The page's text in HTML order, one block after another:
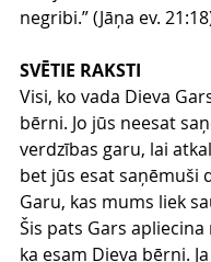
negribi.” (Jāņa ev.
SVĒTIE RAKSTI
Visi, ko vada Dieva
bērni. Jo jūs neesat
verdzības garu, lai
bet jūs esat saņēmuši
Garu, kas mums liek
Šis pats Gars
ka esam Dieva bērni.